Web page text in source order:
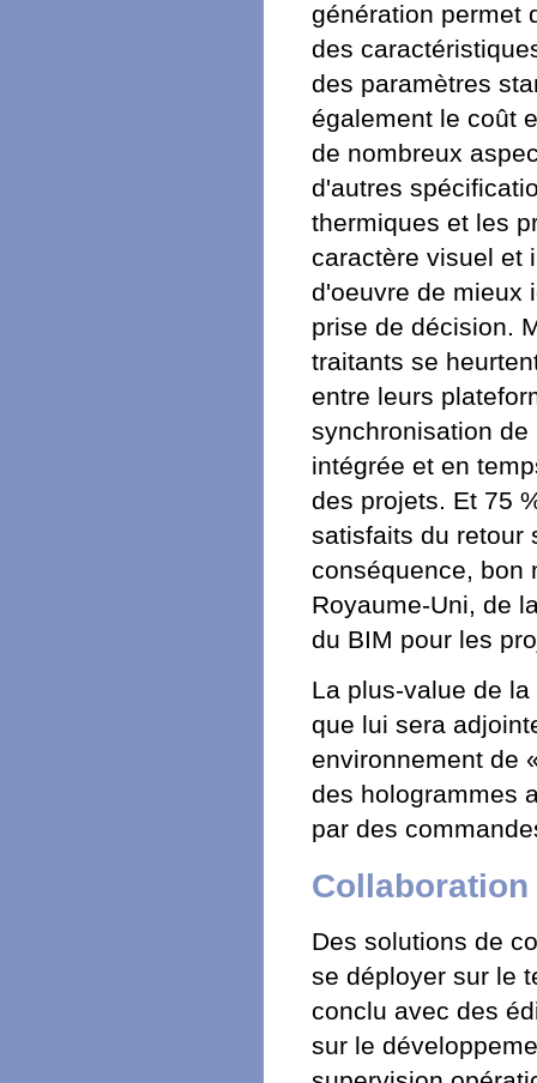
génération permet
des
des paramètres
également le coût
de nombreux
d'autres
thermiques et les
caractère visuel et
d'oeuvre de mieux
prise de décision.
traitants se
entre leurs
synchronisation
intégrée et en
des projets. Et 75
satisfaits du retour
conséquence, bon
Royaume-Uni, de
du BIM pour les
La plus-value de
que lui sera
environnement de
des hologrammes
par des
Des solutions de
se déployer sur le
conclu avec des
sur le